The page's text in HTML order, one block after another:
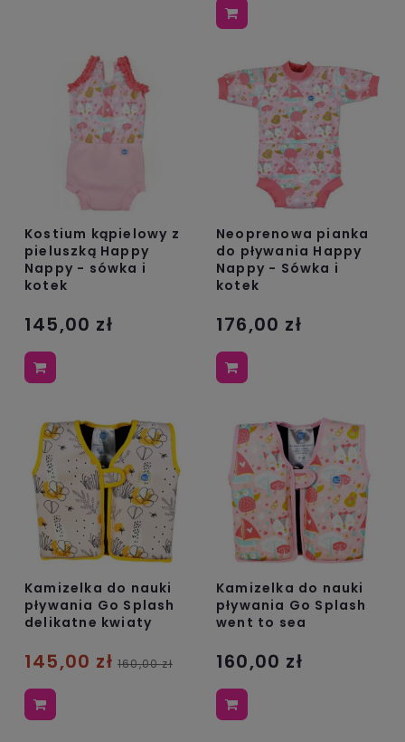
Kostium kąpielowy z
pieluszką Happy
Nappy - sówka i
kotek
145,00 zł
Neoprenowa pianka
do pływania Happy
Nappy - Sówka i
kotek
176,00 zł
Kamizelka do nauki
pływania Go Splash
delikatne kwiaty
145,00 zł 160,00 zł
Kamizelka do nauki
pływania Go Splash
went to sea
160,00 zł